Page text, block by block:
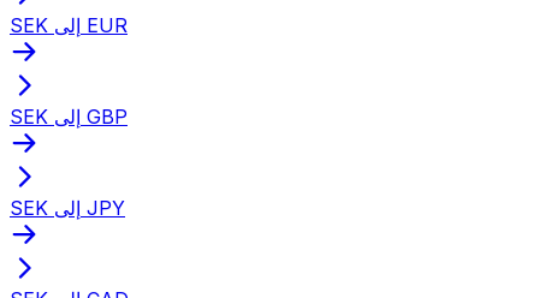
SEK إلى EUR
SEK إلى GBP
SEK إلى JPY